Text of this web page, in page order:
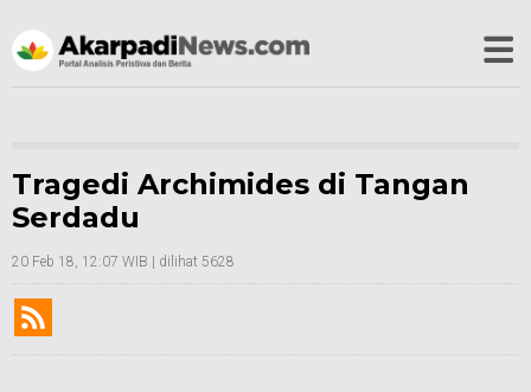
Tragedi Archimides di Tangan
Serdadu
20 Feb 18, 12:07 WIB | dilihat 5628